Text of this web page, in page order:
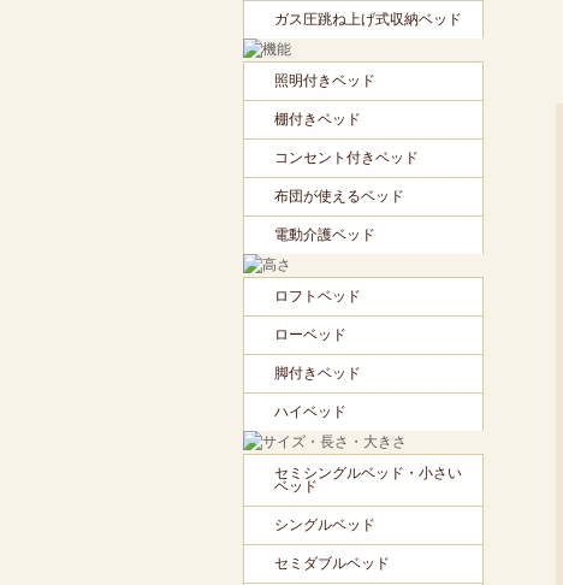
ガス圧跳ね上げ式収納ベッド
照明付きベッド
棚付きベッド
コンセント付きベッド
布団が使えるベッド
電動介護ベッド
ロフトベッド
ローベッド
脚付きベッド
ハイベッド
セミシングルベッド・小さい
ベッド
シングルベッド
セミダブルベッド